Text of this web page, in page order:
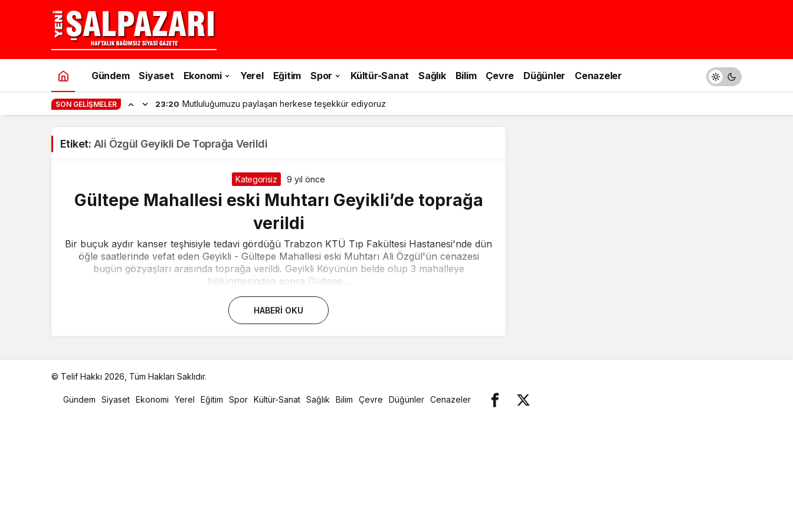
Gündem Siyaset Ekonomi Yerel Eğitim Spor Kültür-Sanat Sağlık Bilim Çevre Düğünler Cenazeler
SON GELIŞMELER 23:20 Mutluluğumuzu paylaşan herkese teşekkür ediyoruz
Etiket: Ali Özgül Geyikli De Toprağa Verildi
Kategorisiz 9 yıl önce
Gültepe Mahallesi eski Muhtarı Geyikli’de toprağa
verildi
Bir buçuk aydır kanser teşhisiyle tedavi gördüğü Trabzon KTÜ Tıp Fakültesi Hastanesi'nde dün
öğle saatlerinde vefat eden Geyikli - Gültepe Mahallesi eski Muhtarı Ali Özgül'ün cenazesi
bugün gözyaşları arasında toprağa verildi. Geyikli Köyünün belde olup 3 mahalleye
bölünmesinden sonra Gültepe...
HABERI OKU
© Telif Hakkı 2026, Tüm Hakları Saklıdır.
otoGündem Siyaset Ekonomi Yerel Eğitim Spor Kültür-Sanat Sağlık Bilim Çevre Düğünler Cenazeler